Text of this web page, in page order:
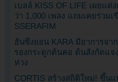
เบลล์ KISS OF LIFE เผยแต่
ว่า 1,000 เพลง แถมเคยร่วมเ
SSERAFIM
ฮันซึงยอน KARA มีอาการจ
รองกระดูกต้นคอ ต้นสังกัดแจ
ห่วง
CORTIS สร้างสถิติใหม่! ขึ้น